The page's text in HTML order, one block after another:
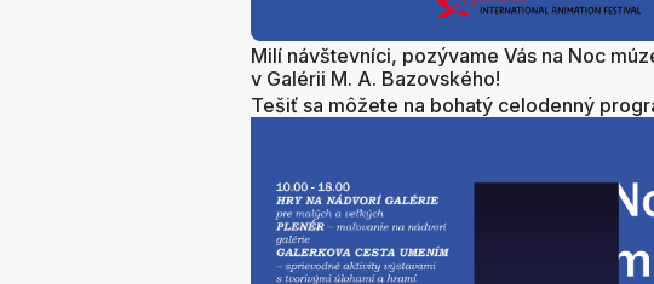
Milí návštevníci, pozývame Vás na Noc
v Galérii M. A. Bazovského!
Tešiť sa môžete na bohatý celodenný